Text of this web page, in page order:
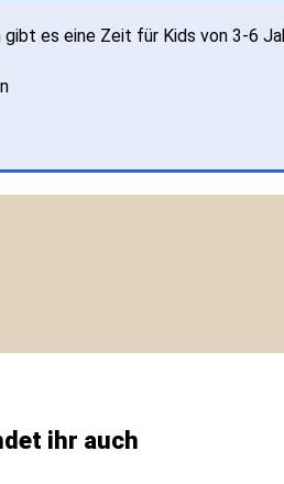
es eine Zeit für Kids von 3-6
ihr auch